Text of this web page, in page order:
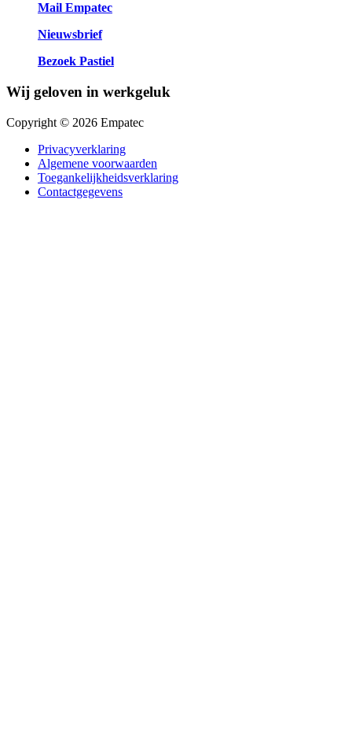
Mail Empatec
Nieuwsbrief
Bezoek Pastiel
Wij geloven in werkgeluk
Copyright © 2026 Empatec
Privacyverklaring
Algemene voorwaarden
Toegankelijkheidsverklaring
Contactgegevens